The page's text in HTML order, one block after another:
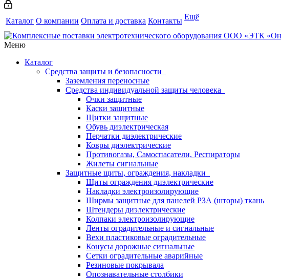
Каталог О компании Оплата и доставка Контакты Ещё
Меню
Каталог
Средства защиты и безопасности
Заземления переносные
Средства индивидуальной защиты человека
Очки защитные
Каски защитные
Щитки защитные
Обувь диэлектрическая
Перчатки диэлектрические
Ковры диэлектрические
Противогазы, Самоспасатели, Респираторы
Жилеты сигнальные
Защитные щиты, ограждения, накладки
Щиты ограждения диэлектрические
Накладки электроизолирующие
Ширмы защитные для панелей РЗА (шторы) ткань
Штендеры диэлектрические
Колпаки электроизолирующие
Ленты оградительные и сигнальные
Вехи пластиковые оградительные
Конусы дорожные сигнальные
Сетки оградительные аварийные
Резиновые покрывала
Опознавательные столбики